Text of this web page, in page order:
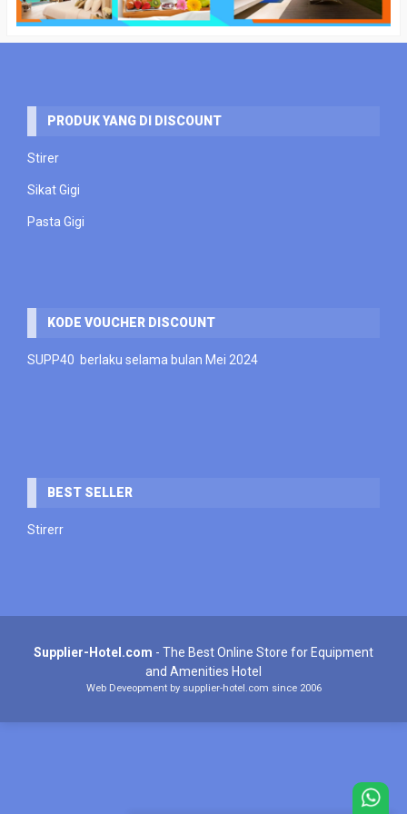
PRODUK YANG DI DISCOUNT
Stirer
Sikat Gigi
Pasta Gigi
KODE VOUCHER DISCOUNT
SUPP40 berlaku selama bulan Mei 2024
BEST SELLER
Stirerr
Supplier-Hotel.com - The Best Online Store for Equipment
and Amenities Hotel
Web Deveopment by supplier-hotel.com since 2006